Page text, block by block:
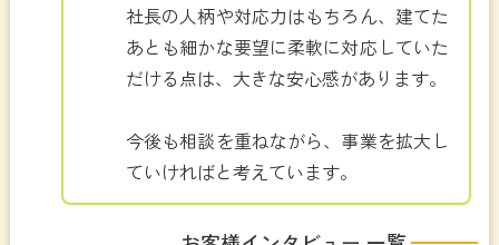
社長の人柄や対応力はもちろん、建てた
あとも細かな要望に柔軟に対応していた
だける点は、大きな安心感があります。
今後も相談を重ねながら、事業を拡大し
ていければと考えています。